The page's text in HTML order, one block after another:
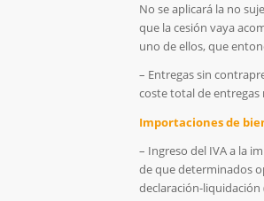
No se aplicará la no
que la cesión vaya
uno de ellos, que
– Entregas sin
coste total de entregas
Importaciones de
– Ingreso del IVA a la
de que determinados
declaración-liquidación